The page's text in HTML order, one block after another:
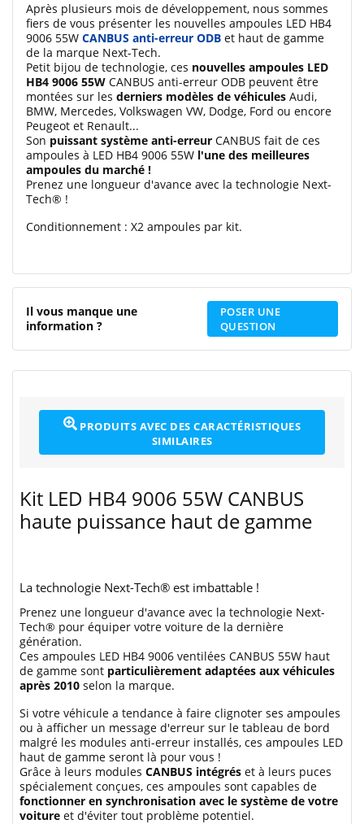
Après plusieurs mois de développement, nous sommes
fiers de vous présenter les nouvelles ampoules LED HB4
9006 55W CANBUS anti-erreur ODB et haut de gamme
de la marque Next-Tech.
Petit bijou de technologie, ces nouvelles ampoules LED
HB4 9006 55W CANBUS anti-erreur ODB peuvent être
montées sur les derniers modèles de véhicules Audi,
BMW, Mercedes, Volkswagen VW, Dodge, Ford ou encore
Peugeot et Renault...
Son puissant système anti-erreur CANBUS fait de ces
ampoules à LED HB4 9006 55W l'une des meilleures
ampoules du marché !
Prenez une longueur d'avance avec la technologie Next-
Tech® !
Conditionnement : X2 ampoules par kit.
Il vous manque une
information ?
POSER UNE
QUESTION
PRODUITS AVEC DES CARACTÉRISTIQUES
SIMILAIRES
Kit LED HB4 9006 55W CANBUS
haute puissance haut de gamme
La technologie Next-Tech® est imbattable !
Prenez une longueur d'avance avec la technologie Next-
Tech® pour équiper votre voiture de la dernière
génération.
Ces ampoules LED HB4 9006 ventilées CANBUS 55W haut
de gamme sont particulièrement adaptées aux véhicules
après 2010 selon la marque.
Si votre véhicule a tendance à faire clignoter ses ampoules
ou à afficher un message d'erreur sur le tableau de bord
malgré les modules anti-erreur installés, ces ampoules LED
haut de gamme seront là pour vous !
Grâce à leurs modules CANBUS intégrés et à leurs puces
spécialement conçues, ces ampoules sont capables de
fonctionner en synchronisation avec le système de votre
voiture et d'éviter tout problème potentiel.